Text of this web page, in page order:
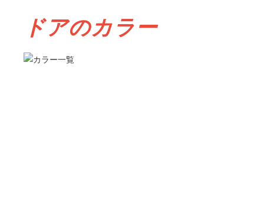
ドアのカラー